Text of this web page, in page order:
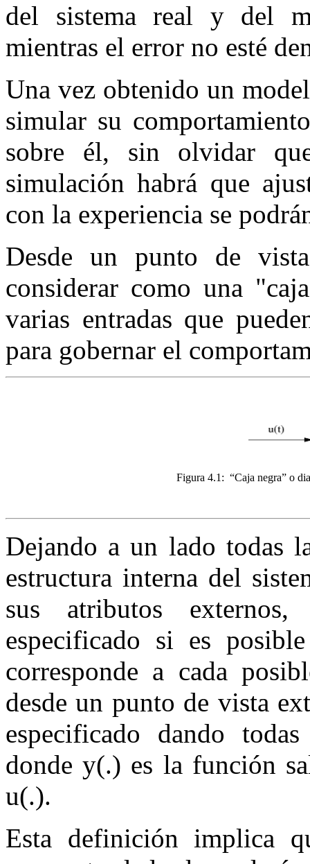
del sistema real y del
mientras el error no esté
Una vez obtenido un
simular su
sobre él, sin olvidar
simulación habrá que
con la experiencia se
Desde un punto de
considerar como una
varias entradas que
para gobernar el
Figura 4.1: “Caja negra” o
Dejando a un lado todas
estructura interna del
sus atributos
especificado si es
corresponde a cada
desde un punto de vista
especificado dando
dondey(.) es la función
u(.).
Esta definición implica